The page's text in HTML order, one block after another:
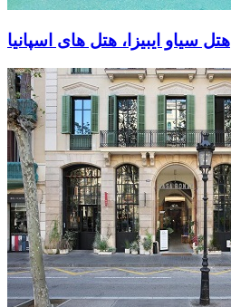
هتل سیاو ایبیزا، هتل های اسپانیا